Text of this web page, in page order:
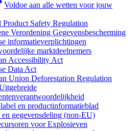
Voldoe aan alle wetten voor jouw
Product Safety Regulation
Verordening Gegevensbescherming
informatieverplichtingen
marktdeelnemers
Accessibility Act
Data Act
Union Deforestation Regulation
en productinformatieblad
gegevensdeling (non-EU)
voor Explosieven